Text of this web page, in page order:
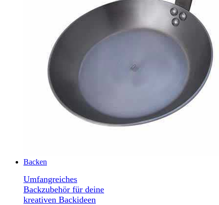
Backen
Umfangreiches
Backzubehör für deine
kreativen Backideen